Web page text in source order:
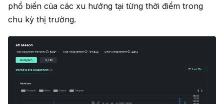
phổ biến của các xu hướng tại từng thời điểm trong
chu kỳ thị trường.